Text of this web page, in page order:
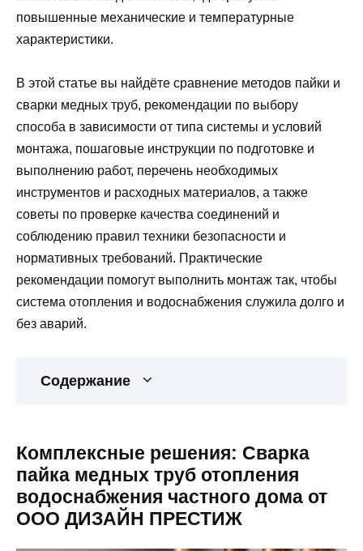
повышенные механические и температурные
характеристики.
В этой статье вы найдёте сравнение методов пайки и
сварки медных труб, рекомендации по выбору
способа в зависимости от типа системы и условий
монтажа, пошаговые инструкции по подготовке и
выполнению работ, перечень необходимых
инструментов и расходных материалов, а также
советы по проверке качества соединений и
соблюдению правил техники безопасности и
нормативных требований. Практические
рекомендации помогут выполнить монтаж так, чтобы
система отопления и водоснабжения служила долго и
без аварий.
Содержание
Комплексные решения: Сварка
пайка медных труб отопления
водоснабжения частного дома от
ООО ДИЗАЙН ПРЕСТИЖ